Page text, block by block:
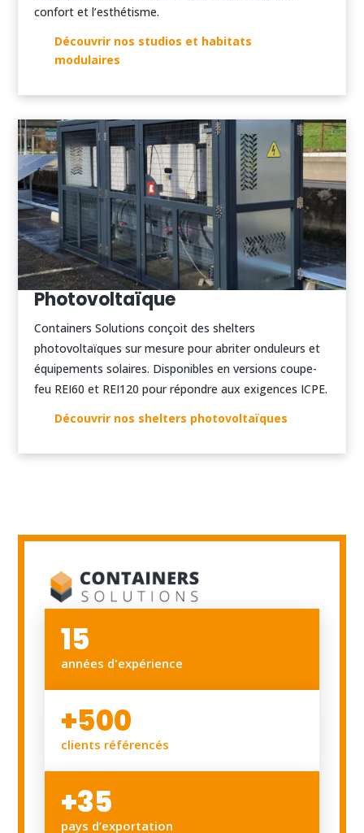
confort et l’esthétisme.
Découvrir nos studios et habitats
modulaires
Photovoltaïque
Containers Solutions conçoit des shelters
photovoltaïques sur mesure pour abriter onduleurs et
équipements solaires. Disponibles en versions coupe-
feu REI60 et REI120 pour répondre aux exigences ICPE.
Découvrir nos shelters photovoltaïques
15
années d'expérience
+500
clients référencés
+35
pays d’exportation